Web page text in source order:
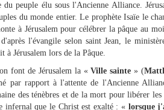
du peuple élu sous l'Ancienne Alliance.
du monde entier. Le prophète Isaïe le
à Jérusalem pour célébrer la pâque au
l'évangile selon saint Jean, le
à Jérusalem lors de la Pâque.
font de Jérusalem la «Ville sainte » (
par rapport à l'attente de l'Ancienne
des ténèbres et de la mort pour libérer
infernal que le Christ est exalté : « lorsque